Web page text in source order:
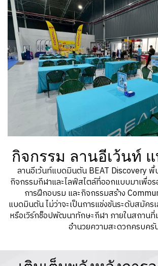
กิจกรรม ลานอีเว้นท์
ลานอีเว้นท์แบดมินตัน BEAT Discovery
กิจกรรมกีฬาและไลฟ์สไตล์ที่ออกแบบมาเพื่อ
การฝึกอบรม และกิจกรรมสร้าง
แบดมินตัน ไม่ว่าจะเป็นการแข่งขันระดับสมัคร
หรือเวิร์กช็อปพัฒนาทักษะกีฬา ภายในสถาน
อำนวยความสะดวกครบครั